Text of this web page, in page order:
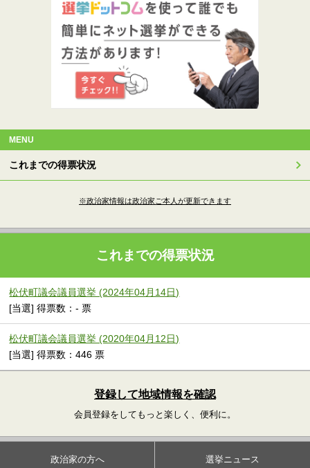
MENU
これまでの得票状況
※政治家情報は政治家ご本人が更新できます
これまでの得票状況
松伏町議会議員選挙 (2024年04月14日)
[当選] 得票数：- 票
松伏町議会議員選挙 (2020年04月12日)
[当選] 得票数：446 票
登録して地域情報を確認
会員登録をしてもっと楽しく、便利に。
政治家の方へ 選挙ニュース